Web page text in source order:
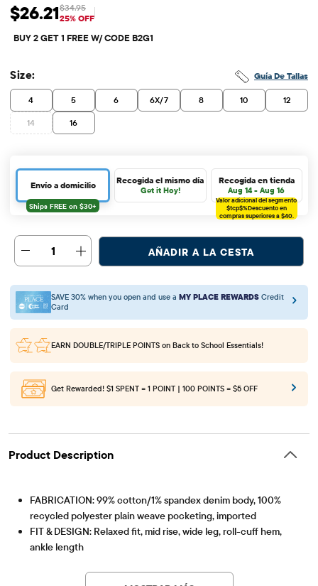
Precio de venta: $26.21
$26.21 Precio original: $34.95
$34.95
25% OFF
BUY 2 GET 1 FREE W/ CODE B2G1
Guía De Tallas
Size:
4 5 6 6X/7 8 10 12
14 16
Envío a domicilio Recogida el mismo día
Get it Hoy!
Recogida en tienda
Aug 14 - Aug 16
Valor adicional del segmento
$tcp$%Descuento en
compras superiores a $40.
1 AÑADIR A LA CESTA
SAVE 30% when you open and use a MY PLACE REWARDS Credit
Card
EARN DOUBLE/TRIPLE POINTS on Back to School Essentials!
Get Rewarded! $1 SPENT = 1 POINT | 100 POINTS = $5 OFF
Product Description
FABRICATION: 99% cotton/1% spandex denim body, 100%
recycled polyester plain weave pocketing, imported
FIT & DESIGN: Relaxed fit, mid rise, wide leg, roll-cuff hem,
ankle length
inner adjustable waist tabs